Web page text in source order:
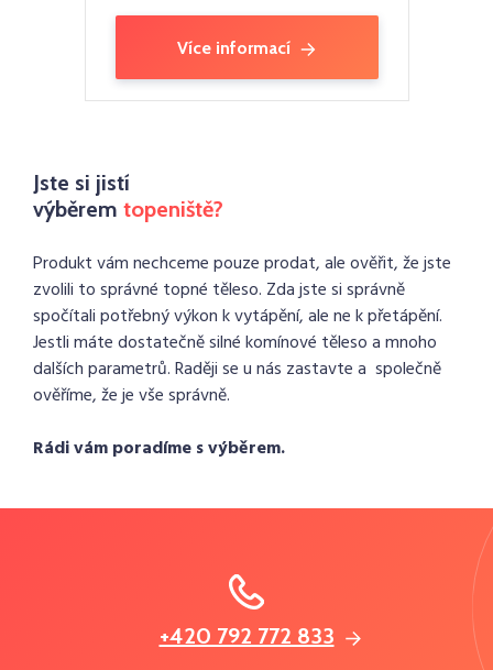
Více informací
Jste si jistí
výběrem topeniště?
Produkt vám nechceme pouze prodat, ale ověřit, že jste
zvolili to správné topné těleso. Zda jste si správně
spočítali potřebný výkon k vytápění, ale ne k přetápění.
Jestli máte dostatečně silné komínové těleso a mnoho
dalších parametrů. Raději se u nás zastavte a společně
ověříme, že je vše správně.
Rádi vám poradíme s výběrem.
+420 792 772 833